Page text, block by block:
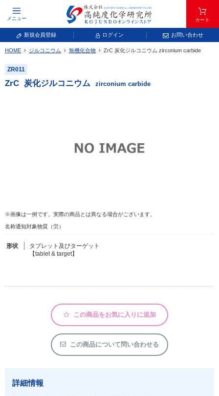
メニュー カート
新規会員登録 ログイン お問い合わせ
元素記号で検索する
元素周期表をタップすると、拡大表示されます。拡大した表から元素記号をタップ
し、一覧へ移動してください。
キーワードで検索する
フリーワードで検索
CAS番号で検索
商品分類
HOME ジルコニウム 無機化合物 ZrC 炭化ジルコニウム zirconium carbide
ZR011
ZrC 炭化ジルコニウム zirconium carbide
※画像は一例です。実際の商品とは異なる場合がございます。
名称通知対象物質（労）
形状
タブレット及びターゲット
【tablet & target】
この商品をお気に入りに追加
この商品について問い合わせる
詳細情報